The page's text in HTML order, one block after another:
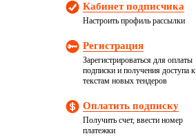
Кабинет подписчика
Настроить профиль рассылки
Регистрация
Зарегистрироваться для оплаты
подписки и получения доступа к
текстам новых тендеров
Оплатить подписку
Получить счет, ввести номер
платежки